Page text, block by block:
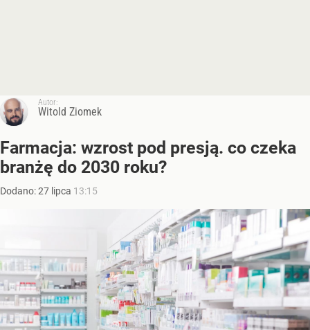
Autor:
Witold Ziomek
Farmacja: wzrost pod presją. co czeka
branżę do 2030 roku?
Dodano:27 lipca 13:15